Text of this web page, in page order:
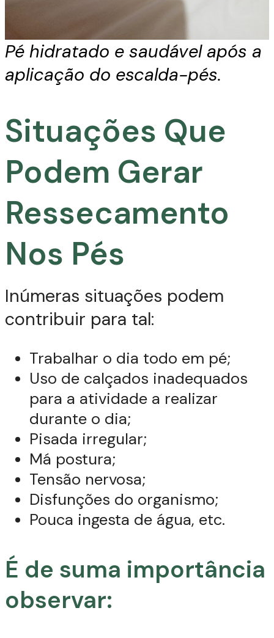
Pé hidratado e saudável após a
aplicação do escalda-pés.
Situações Que
Podem Gerar
Ressecamento
Nos Pés
Inúmeras situações podem
contribuir para tal:
Trabalhar o dia todo em pé;
Uso de calçados inadequados
para a atividade a realizar
durante o dia;
Pisada irregular;
Má postura;
Tensão nervosa;
Disfunções do organismo;
Pouca ingesta de água, etc.
É de suma importância
observar: